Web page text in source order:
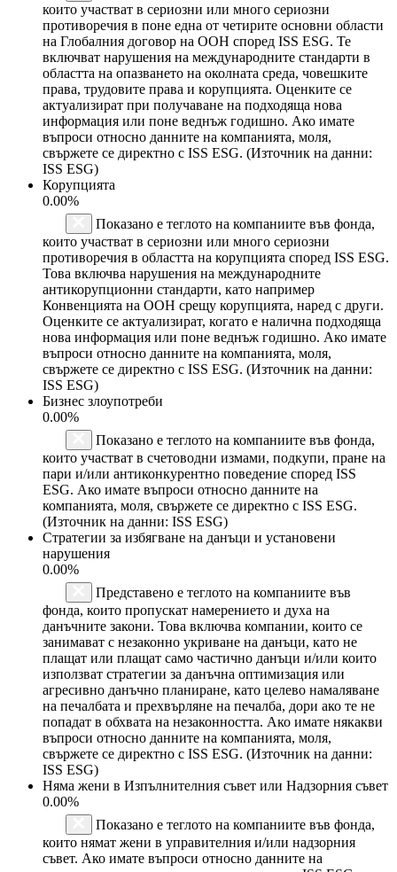
които участват в сериозни или много сериозни
противоречия в поне една от четирите основни области
на Глобалния договор на ООН според ISS ESG. Те
включват нарушения на международните стандарти в
областта на опазването на околната среда, човешките
права, трудовите права и корупцията. Оценките се
актуализират при получаване на подходяща нова
информация или поне веднъж годишно. Ако имате
въпроси относно данните на компанията, моля,
свържете се директно с ISS ESG. (Източник на данни:
ISS ESG)
Корупцията
0.00%
Показано е теглото на компаниите във фонда,
които участват в сериозни или много сериозни
противоречия в областта на корупцията според ISS ESG.
Това включва нарушения на международните
антикорупционни стандарти, като например
Конвенцията на ООН срещу корупцията, наред с други.
Оценките се актуализират, когато е налична подходяща
нова информация или поне веднъж годишно. Ако имате
въпроси относно данните на компанията, моля,
свържете се директно с ISS ESG. (Източник на данни:
ISS ESG)
Бизнес злоупотреби
0.00%
Показано е теглото на компаниите във фонда,
които участват в счетоводни измами, подкупи, пране на
пари и/или антиконкурентно поведение според ISS
ESG. Ако имате въпроси относно данните на
компанията, моля, свържете се директно с ISS ESG.
(Източник на данни: ISS ESG)
Стратегии за избягване на данъци и установени
нарушения
0.00%
Представено е теглото на компаниите във
фонда, които пропускат намерението и духа на
данъчните закони. Това включва компании, които се
занимават с незаконно укриване на данъци, като не
плащат или плащат само частично данъци и/или които
използват стратегии за данъчна оптимизация или
агресивно данъчно планиране, като целево намаляване
на печалбата и прехвърляне на печалба, дори ако те не
попадат в обхвата на незаконността. Ако имате някакви
въпроси относно данните на компанията, моля,
свържете се директно с ISS ESG. (Източник на данни:
ISS ESG)
Няма жени в Изпълнителния съвет или Надзорния съвет
0.00%
Показано е теглото на компаниите във фонда,
които нямат жени в управителния и/или надзорния
съвет. Ако имате въпроси относно данните на